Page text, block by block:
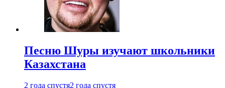
Песню Шуры изучают школьники
Казахстана
2 года спустя2 года спустя